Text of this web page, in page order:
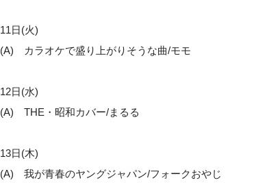
11日(火)
(A) カラオケで盛り上がりそうな曲/モモ
12日(水)
(A) THE・昭和カバー/まるる
13日(木)
(A) 我が青春のヤングジャパン/フォークおやじ